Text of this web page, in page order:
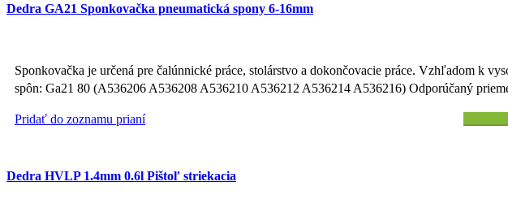
Dedra GA21 Sponkovačka pneumatická spony 6-16mm
Sponkovačka je určená pre čalúnnické práce, stolárstvo a dokončovacie práce. Vzhľadom k
spôn: Ga21 80 (A536206 A536208 A536210 A536212 A536214 A536216) Odporúčaný
Pridať do zoznamu prianí
Dedra HVLP 1.4mm 0.6l Pištoľ striekacia